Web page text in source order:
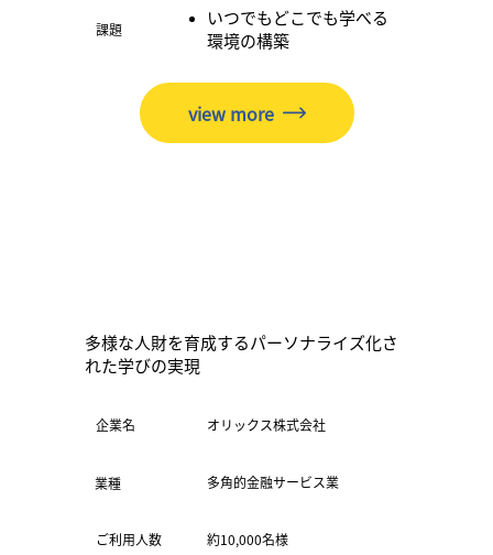
いつでもどこでも学べる
環境の構築
​課題
view more
多様な人財を育成するパーソナライズ化さ
れた学びの実現
約10,000名様
ご利用人数
多角的金融サービス業
業種
オリックス株式会社
​企業名